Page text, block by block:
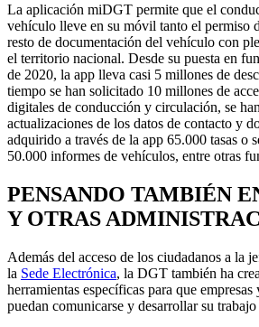
La aplicación miDGT permite que el
vehículo lleve en su móvil tanto el permiso
resto de documentación del vehículo con
el territorio nacional. Desde su puesta en
de 2020, la app lleva casi 5 millones de
tiempo se han solicitado 10 millones de
digitales de conducción y circulación, se
actualizaciones de los datos de contacto y
adquirido a través de la app 65.000 tasas o
50.000 informes de vehículos, entre otras
PENSANDO TAMBIÉN
Y OTRAS
Además del acceso de los ciudadanos a la
la Sede Electrónica, la DGT también ha
herramientas específicas para que
puedan comunicarse y desarrollar su